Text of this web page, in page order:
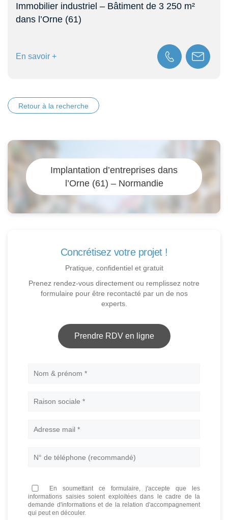
de 3 250 m²
Local d’activité avec
En savoir +
Retour à la recherche
Implantation d’entreprises dans
l’Orne (61) – Normandie
Concrétisez votre projet !
Pratique, confidentiel et gratuit
Prenez rendez-vous directement ou remplissez notre
formulaire pour être recontacté par un de nos
experts.
Prendre RDV en ligne
Nom
En soumettant ce formulaire, j'accepte que les
informations saisies soient exploitées dans le cadre de la
demande d'informations et de la relation d'accompagnement
qui peut en découler.